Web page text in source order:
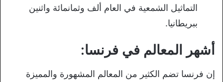
التماثيل الشمعية في العام ألف وثمانمائة واثنين
ببريطانيا.
أشهر المعالم في فرنسا:
إن فرنسا تضم الكثير من المعالم المشهورة والمميزة